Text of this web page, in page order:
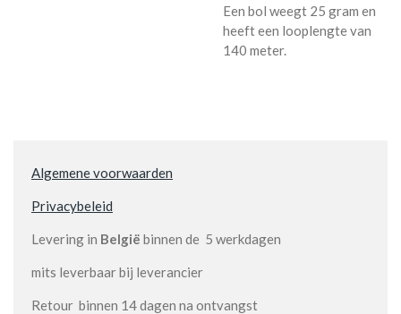
Een bol weegt 25 gram en
heeft een looplengte van
140 meter.
Algemene voorwaarden
Privacybeleid
Levering in België binnen de 5 werkdagen
mits leverbaar bij leverancier
Retour binnen 14 dagen na ontvangst